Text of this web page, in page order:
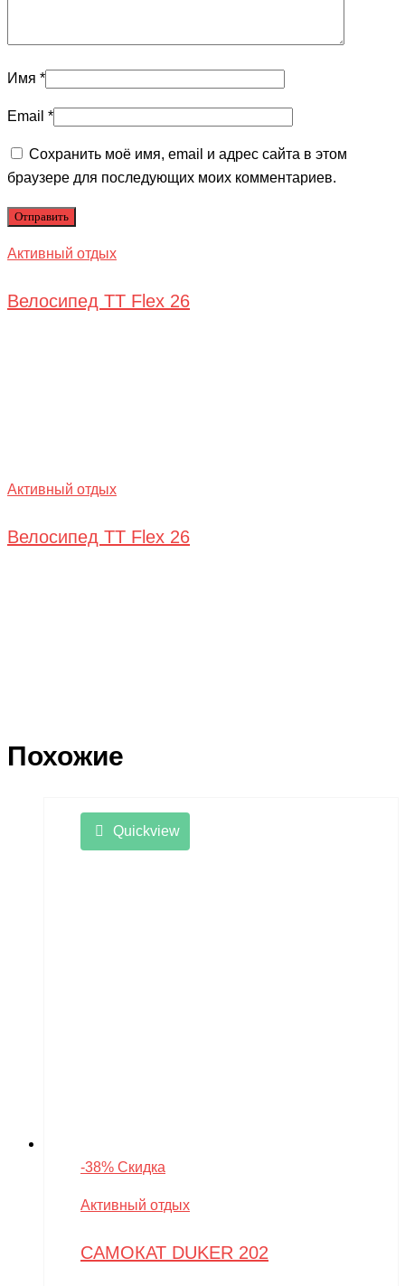
Имя *
Email *
Сохранить моё имя, email и адрес сайта в этом
браузере для последующих моих комментариев.
Активный отдых
Велосипед TT Flex 26
Активный отдых
Велосипед TT Flex 26
Похожие
Quickview
-38% Скидка
Активный отдых
САМОКАТ DUKER 202